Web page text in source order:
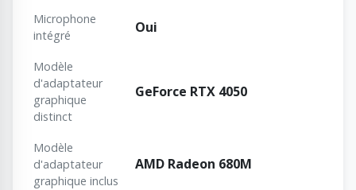
Microphone
intégré
Oui
Modèle
d'adaptateur
graphique
distinct
GeForce RTX 4050
Modèle
d'adaptateur
graphique inclus
AMD Radeon 680M